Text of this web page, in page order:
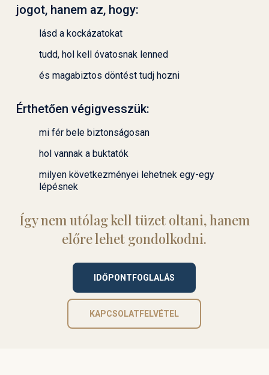
jogot, hanem az, hogy:
lásd a kockázatokat
tudd, hol kell óvatosnak lenned
és magabiztos döntést tudj hozni
Érthetően végigvesszük:
mi fér bele biztonságosan
hol vannak a buktatók
milyen következményei lehetnek egy-egy
lépésnek
Így nem utólag kell tüzet oltani, hanem
előre lehet gondolkodni.
IDŐPONTFOGLALÁS
KAPCSOLATFELVÉTEL